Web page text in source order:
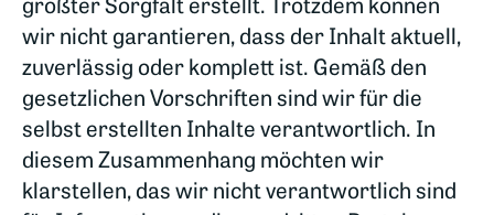
wir nicht garantieren, dass der Inhalt aktuell,
zuverlässig oder komplett ist. Gemäß den
gesetzlichen Vorschriften sind wir für die
selbst erstellten Inhalte verantwortlich. In
diesem Zusammenhang möchten wir
klarstellen, das wir nicht verantwortlich sind